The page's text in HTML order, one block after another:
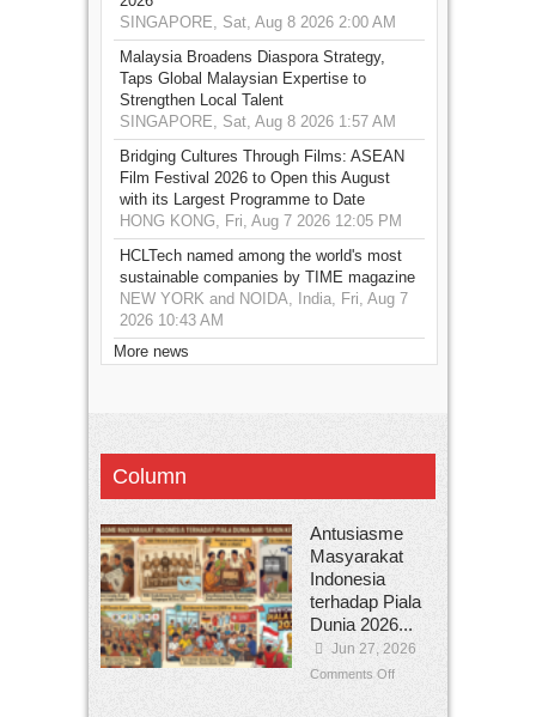
SINGAPORE, Sat, Aug 8 2026 2:00 AM
Malaysia Broadens Diaspora Strategy,
Taps Global Malaysian Expertise to
Strengthen Local Talent
SINGAPORE, Sat, Aug 8 2026 1:57 AM
Bridging Cultures Through Films: ASEAN
Film Festival 2026 to Open this August
with its Largest Programme to Date
HONG KONG, Fri, Aug 7 2026 12:05 PM
HCLTech named among the world's most
sustainable companies by TIME magazine
NEW YORK and NOIDA, India, Fri, Aug 7
2026 10:43 AM
More news
Column
Antusiasme
Masyarakat
Indonesia
terhadap Piala
Dunia 2026...
Jun 27, 2026
Comments Off